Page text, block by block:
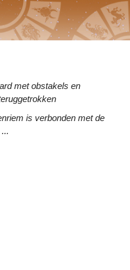
met obstakels en
is verbonden met de